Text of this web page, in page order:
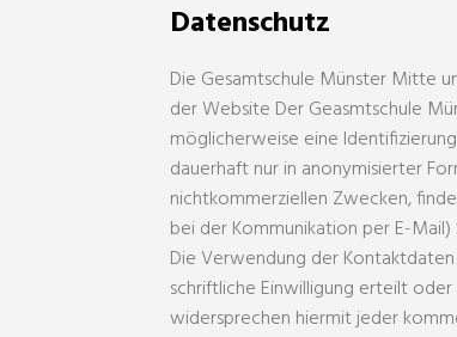
Datenschutz
Die Gesamtschule Münster Mitte
der Website Der Geasmtschule
möglicherweise eine
dauerhaft nur in anonymisierter
nichtkommerziellen Zwecken,
bei der Kommunikation per E-
Die Verwendung der
schriftliche Einwilligung erteilt
widersprechen hiermit jeder